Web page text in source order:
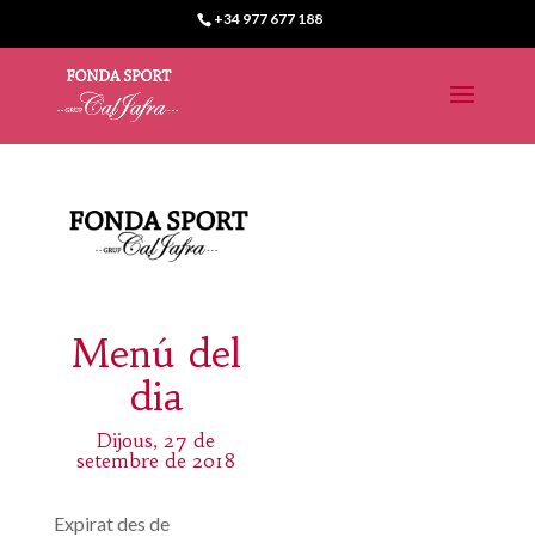
+34 977 677 188
Menú del
dia
Dijous, 27 de
setembre de 2018
Expirat des de